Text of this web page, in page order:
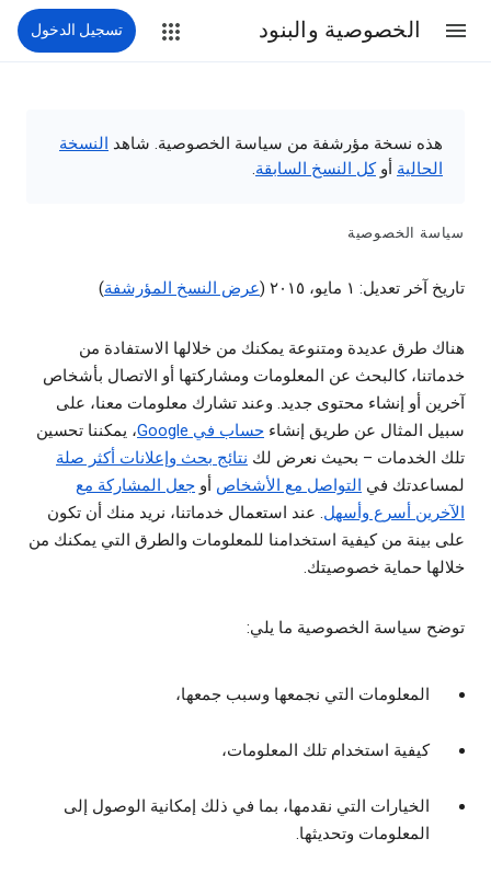
الخصوصية والبنود تسجيل الدخول
هذه نسخة مؤرشفة من سياسة الخصوصية. شاهد النسخة
الحالية أوكل النسخ السابقة.
سياسة الخصوصية
تاريخ آخر تعديل: ١ مايو، ٢٠١٥ ( عرض النسخ المؤرشفة)
هناك طرق عديدة ومتنوعة يمكنك من خلالها الاستفادة من
خدماتنا، كالبحث عن المعلومات ومشاركتها أو الاتصال بأشخاص
آخرين أو إنشاء محتوى جديد. وعند تشارك معلومات معنا، على
سبيل المثال عن طريق إنشاء حساب في Google
، يمكننا تحسين
تلك الخدمات – بحيث نعرض لك نتائج بحث وإعلانات أكثر صلة
لمساعدتك في التواصل مع الأشخاص أو جعل المشاركة مع
الآخرين أسرع وأسهل. عند استعمال خدماتنا، نريد منك أن تكون
على بينة من كيفية استخدامنا للمعلومات والطرق التي يمكنك من
خلالها حماية خصوصيتك.
توضح سياسة الخصوصية ما يلي:
المعلومات التي نجمعها وسبب جمعها،
كيفية استخدام تلك المعلومات،
الخيارات التي نقدمها، بما في ذلك إمكانية الوصول إلى
المعلومات وتحديثها.